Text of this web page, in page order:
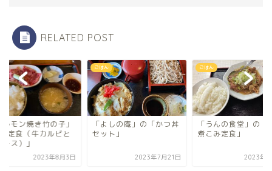
RELATED POST
の庵」の「かつ丼
ト」
2023年7月21日
ごはん
「うんの食堂」の「もつ
煮こみ定食」
2023年3月1日
ごはん
「ホルモン焼き竹の
の「C定食（牛カル
2023年8